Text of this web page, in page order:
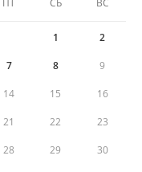
1 2
7 8 9
14 15 16
21 22 23
28 29 30